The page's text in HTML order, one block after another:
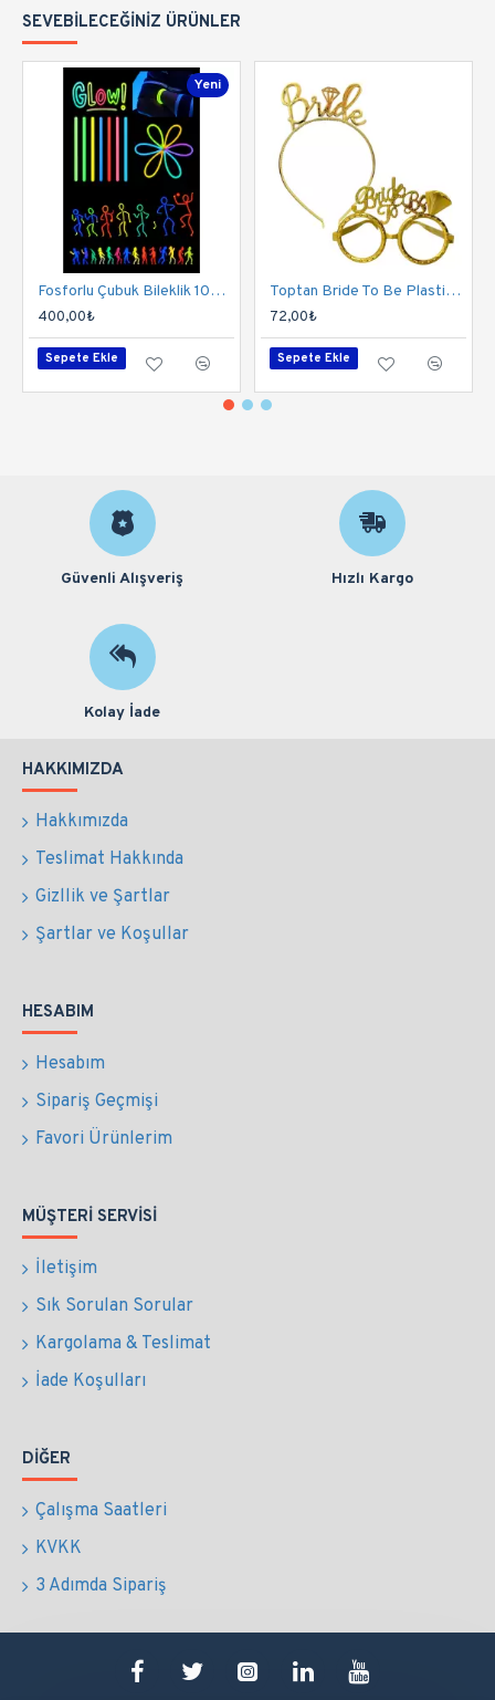
SEVEBILECEĞINIZ ÜRÜNLER
Yeni
Fosforlu Çubuk Bileklik 100 Adet | Parlayan Glow Stick Bileklik Seti
400,00₺
Sepete Ekle
Toptan Bride To Be Plastik Gözlük Taç Set Gold
72,00₺
Sepete Ekle
Güvenli Alışveriş Hızlı Kargo
Kolay İade
HAKKIMIZDA
Hakkımızda
Teslimat Hakkında
Gizllik ve Şartlar
Şartlar ve Koşullar
HESABIM
Hesabım
Sipariş Geçmişi
Favori Ürünlerim
MÜŞTERI SERVISI
İletişim
Sık Sorulan Sorular
Kargolama & Teslimat
İade Koşulları
DIĞER
Çalışma Saatleri
KVKK
3 Adımda Sipariş